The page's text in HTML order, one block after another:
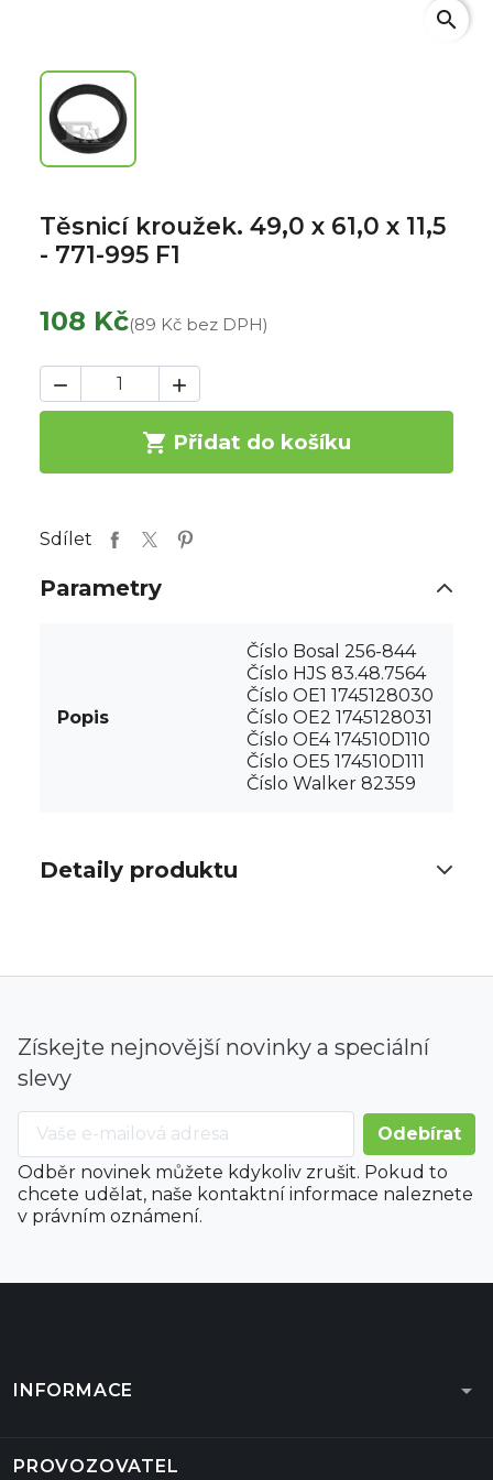
search
Těsnicí kroužek. 49,0 x 61,0 x 11,5
- 771-995 F1
108 Kč(89 Kč bez DPH)
 
 Přidat do košíku
Sdílet
Parametry
Popis
Číslo Bosal 256-844
Číslo HJS 83.48.7564
Číslo OE1 1745128030
Číslo OE2 1745128031
Číslo OE4 174510D110
Číslo OE5 174510D111
Číslo Walker 82359
Detaily produktu
Získejte nejnovější novinky a speciální
slevy
Odběr novinek můžete kdykoliv zrušit. Pokud to
chcete udělat, naše kontaktní informace naleznete
v právním oznámení.
INFORMACE arrow_drop_down
PROVOZOVATEL